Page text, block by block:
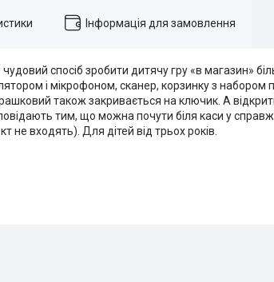
Інформація для замовлення
спосіб зробити дитячу гру «в магазин»
і мікрофоном, сканер, корзинку з набором
також закривається на ключик. А
тим, що можна почути біля каси у
не входять). Для дітей від трьох років.